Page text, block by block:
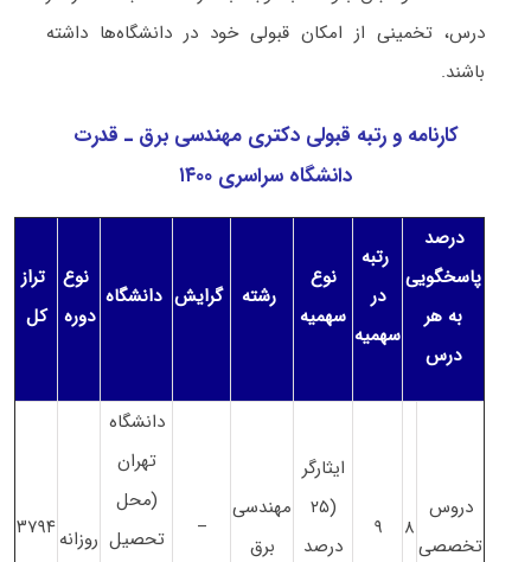
درس، تخمینی از امکان قبولی خود در دانشگاه‌ها داشته
باشند.
کارنامه و رتبه قبولی دکتری مهندسی برق ـ قدرت
دانشگاه سراسری ۱۴۰۰
درصد
پاسخگویی
به هر
درس
رتبه
در
سهمیه
نوع
سهمیه
رشته گرایش دانشگاه
نوع
دوره
تراز
کل
دروس
تخصصی
۸ ۹
ایثارگر
(۲۵
درصد
مهندسی
برق
–
دانشگاه
تهران
(محل
تحصیل روزانه۳۷۹۴